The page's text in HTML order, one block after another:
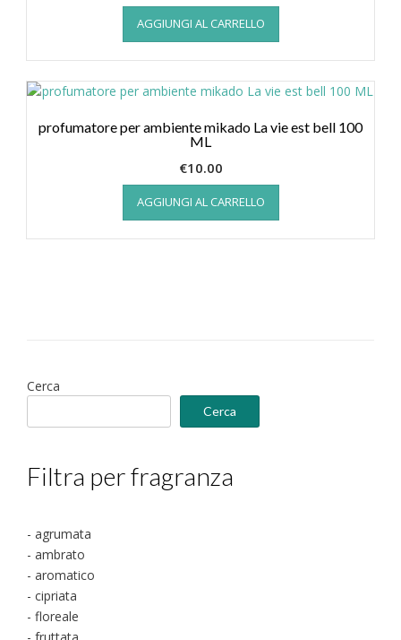
AGGIUNGI AL CARRELLO
profumatore per ambiente mikado La vie est bell 100
ML
€10.00
AGGIUNGI AL CARRELLO
Cerca
Cerca
Filtra per fragranza
- agrumata
- ambrato
- aromatico
- cipriata
- floreale